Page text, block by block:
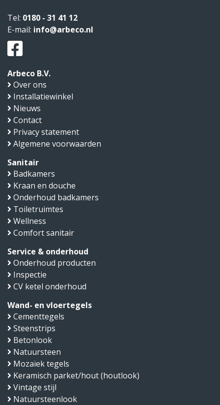
Tel: 0180 - 31 41 12
E-mail: info@arbeco.nl
Arbeco B.V.
Over ons
Installatiewinkel
Nieuws
Contact
Privacy statement
Algemene voorwaarden
Sanitair
Badkamers
Kraan en douche
Onderhoud badkamers
Toiletruimtes
Wellness
Comfort sanitair
Service & onderhoud
Onderhoud producten
Inspectie
CV ketel onderhoud
Wand- en vloertegels
Cementtegels
Steenstrips
Betonlook
Natuursteen
Mozaïek tegels
Keramisch parket/hout (houtlook)
Vintage stijl
Natuursteenlook